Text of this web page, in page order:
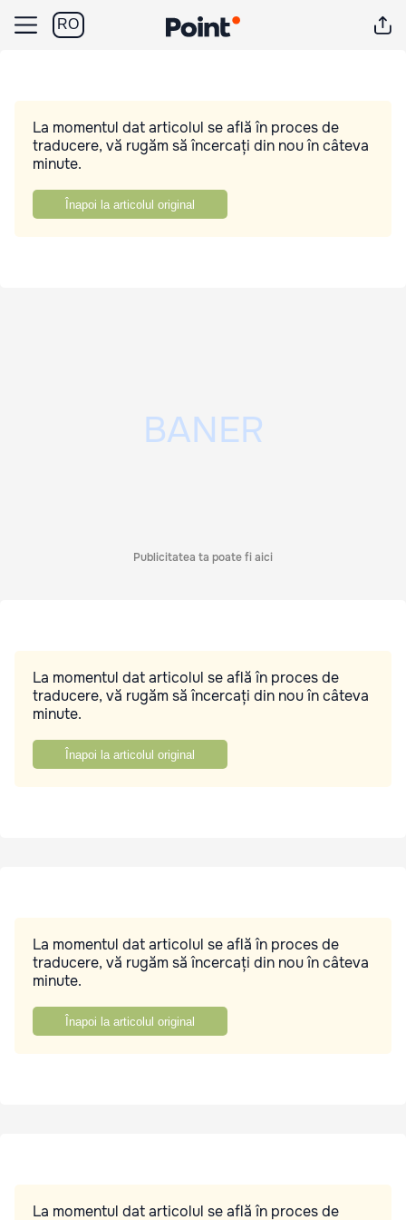
RO
La momentul dat articolul se află în proces de
traducere, vă rugăm să încercați din nou în câteva
minute.
Înapoi la articolul original
Publicitatea ta poate fi aici
La momentul dat articolul se află în proces de
traducere, vă rugăm să încercați din nou în câteva
minute.
Înapoi la articolul original
La momentul dat articolul se află în proces de
traducere, vă rugăm să încercați din nou în câteva
minute.
Înapoi la articolul original
La momentul dat articolul se află în proces de